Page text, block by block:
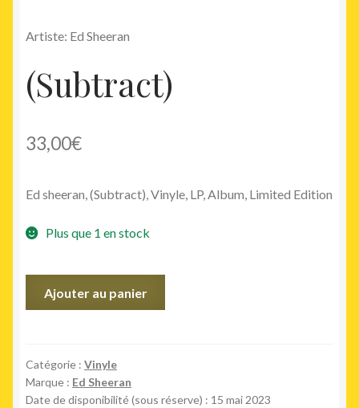
Artiste: Ed Sheeran
(Subtract)
33,00€
Ed sheeran, (Subtract), Vinyle, LP, Album, Limited Edition
Plus que 1 en stock
Ajouter au panier
Catégorie : Vinyle
Marque : Ed Sheeran
Date de disponibilité (sous réserve) : 15 mai 2023